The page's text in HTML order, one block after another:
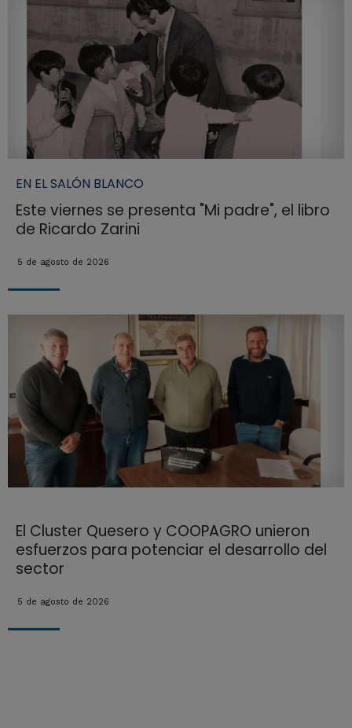
EN EL SALÓN BLANCO
Este viernes se presenta "Mi padre", el libro
de Ricardo Zarini
5 de agosto de 2026
El Cluster Quesero y COOPAGRO unieron
esfuerzos para potenciar el desarrollo del
sector
5 de agosto de 2026